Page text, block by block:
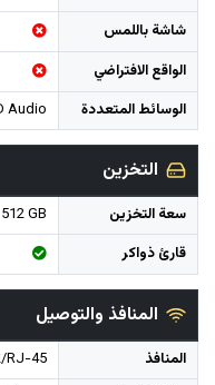
شاشة باللمس
الواقع الافتراضي
الوسائط المتعددة
Audio
التخزين
سعة التخزين
512 GB
قارئ ذواكر
المنافذ والتوصيل
المنافذ
RJ-45